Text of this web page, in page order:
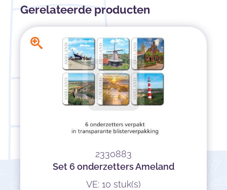
Gerelateerde producten
2330883
Set 6 onderzetters Ameland
VE: 10 stuk(s)